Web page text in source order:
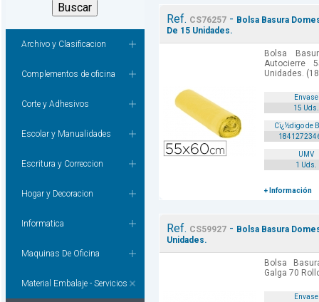
Archivo y Clasificacion
Complementos de oficina
Corte y Adhesivos
Escolar y Manualidades
Escritura y Correccion
Hogar y Decoracion
Informatica
Maquinas De Oficina
Material Embalaje - Servicios
Ref. CS76257- Bolsa Basura
De 15 Unidades.
Bolsa
Autocierre
Unidades.
Envase
15 Uds.
Cï¿½digo de
UMV
1 Uds.
+ Información
Ref. CS59927- Bolsa Basura
Unidades.
Bolsa
Galga 70
Envase